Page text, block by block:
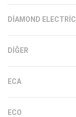
DIAMOND ELECTRIC
DIĞER
ECA
ECO